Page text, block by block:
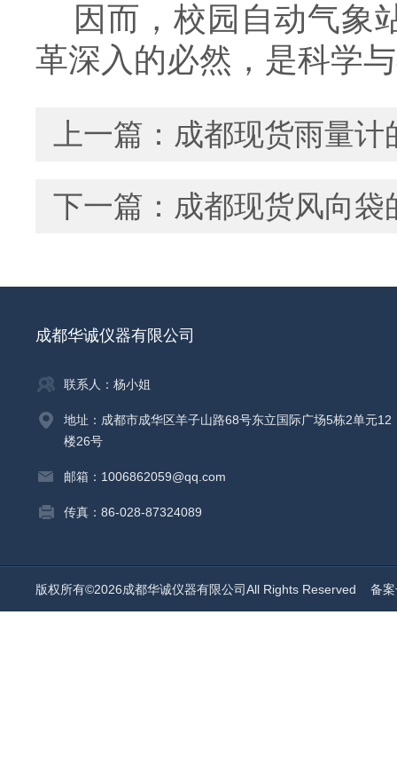
因而，校园自动气象
革深入的必然，是科学
上一篇： 成都现货雨量计
下一篇： 成都现货风向袋
成都华诚仪器有限公司
联系人：杨小姐
地址：成都市成华区羊子山路68号东立国际广场5栋2单元12
楼26号
邮箱：1006862059@qq.com
传真：86-028-87324089
版权所有©2026成都华诚仪器有限公司All Rights Reserved 备